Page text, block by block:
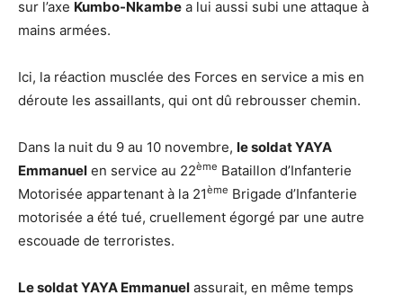
sur l’axe Kumbo-Nkambe a lui aussi subi une attaque à
mains armées.
Ici, la réaction musclée des Forces en service a mis en
déroute les assaillants, qui ont dû rebrousser chemin.
Dans la nuit du 9 au 10 novembre, le soldat YAYA
Emmanuel en service au 22ème Bataillon d’Infanterie
Motorisée appartenant à la 21ème Brigade d’Infanterie
motorisée a été tué, cruellement égorgé par une autre
escouade de terroristes.
Le soldat YAYA Emmanuel assurait, en même temps